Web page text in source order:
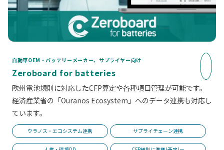
自動車OEM・バッテリーメーカー、サプライヤー向け
Zeroboard for batteries
欧州電池規則に対応したCFP算定や各種項目管理が可能です。
経済産業省の「Ouranos Ecosystem」へのデータ連携も対応し
ています。
ウラノス・エコシステム連携 サプライチェーン連携